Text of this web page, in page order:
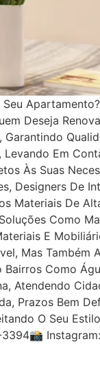
Deseja
Levando Em
Às Suas
Designers De
Materiais De
Como
E
Mas Também
Como
Atendendo
Prazos Bem
O Seu
Instagram: